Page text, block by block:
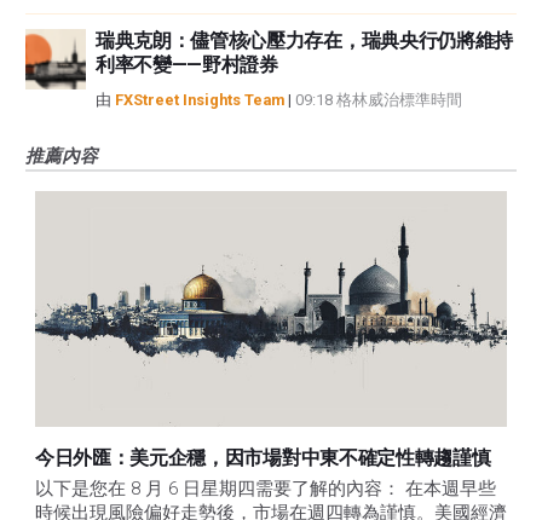
瑞典克朗：儘管核心壓力存在，瑞典央行仍將維持
利率不變——野村證券
由 FXStreet Insights Team | 09:18 格林威治標準時間
推薦內容
今日外匯：美元企穩，因市場對中東不確定性轉趨謹慎
以下是您在 8 月 6 日星期四需要了解的內容： 在本週早些
時候出現風險偏好走勢後，市場在週四轉為謹慎。美國經濟